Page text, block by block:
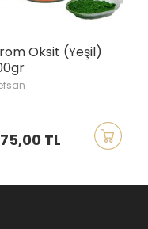
Oksit (Yeşil)
TL